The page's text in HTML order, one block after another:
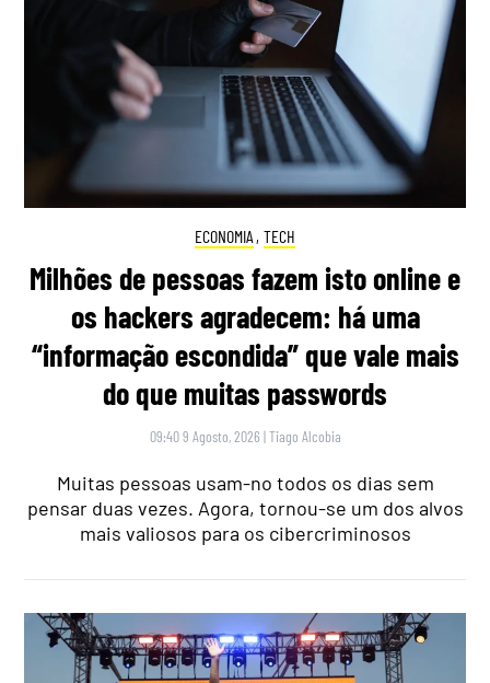
ECONOMIA , TECH
Milhões de pessoas fazem isto online e
os hackers agradecem: há uma
“informação escondida” que vale mais
do que muitas passwords
09:40 9 Agosto, 2026 |Tiago Alcobia
Muitas pessoas usam-no todos os dias sem
pensar duas vezes. Agora, tornou-se um dos alvos
mais valiosos para os cibercriminosos